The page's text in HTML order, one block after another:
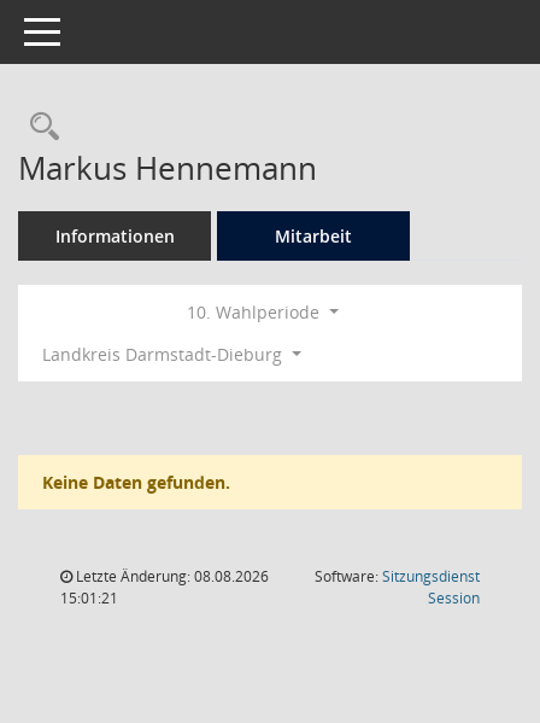
Toggle navigation
Rechercheauswahl
Markus Hennemann
Informationen Mitarbeit
10. Wahlperiode
Landkreis Darmstadt-Dieburg
Keine Daten gefunden.
Letzte Änderung: 08.08.2026
15:01:21
Software:Sitzungsdienst
Session(Wird in